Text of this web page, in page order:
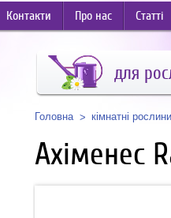
Контакти Про нас Статті
для
Головна кімнатні рослини
Ахіменес